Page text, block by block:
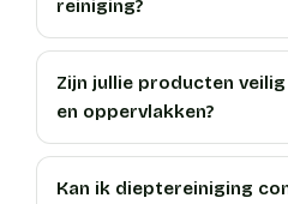
reiniging?
Zijn jullie producten
en oppervlakken?
Kan ik dieptereiniging